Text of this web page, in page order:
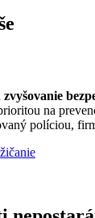
zvyšovanie
na
políciou,